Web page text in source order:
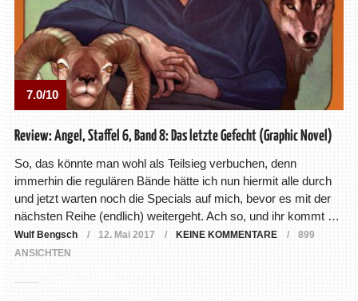
7.0/10
Review: Angel, Staffel 6, Band 8: Das letzte Gefecht (Graphic Novel)
So, das könnte man wohl als Teilsieg verbuchen, denn
immerhin die regulären Bände hätte ich nun hiermit alle durch
und jetzt warten noch die Specials auf mich, bevor es mit der
nächsten Reihe (endlich) weitergeht. Ach so, und ihr kommt …
Wulf Bengsch 12. Mai 2017 KEINE KOMMENTARE
899
ANSICHTEN